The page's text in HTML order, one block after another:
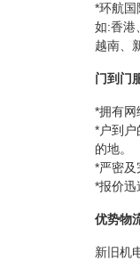
*环航国
如:香港
越南、
门到门
*拥有网
*户到户
的地。
*严密及
*报价迅
优势物
新旧机